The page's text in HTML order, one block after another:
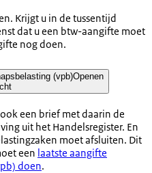
Krijgt u in de tussentijd
dat u een btw-aangifte moet
nog doen.
(vpb)Openen
een brief met daarin de
uit het Handelsregister. En
moet afsluiten. Dit
een laatste aangifte
doen.